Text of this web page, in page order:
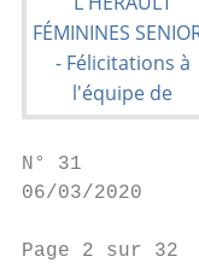
N° 31
06/03/2020
Page 2 sur 32